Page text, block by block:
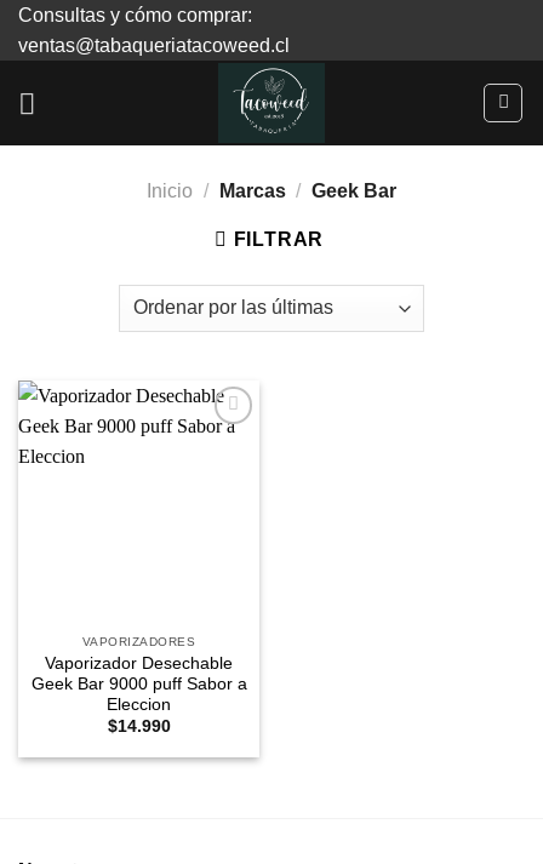
SkipConsultas y cómo comprar:
ventas@tabaqueriatacoweed.cl
Inicio / Marcas / Geek Bar
FILTRAR
VAPORIZADORES
Vaporizador Desechable
Geek Bar 9000 puff Sabor a
Eleccion
$14.990